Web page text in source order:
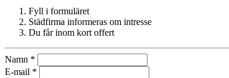
Fyll i formuläret
Städfirma informeras om intresse
Du får inom kort offert
Namn *
E-mail *